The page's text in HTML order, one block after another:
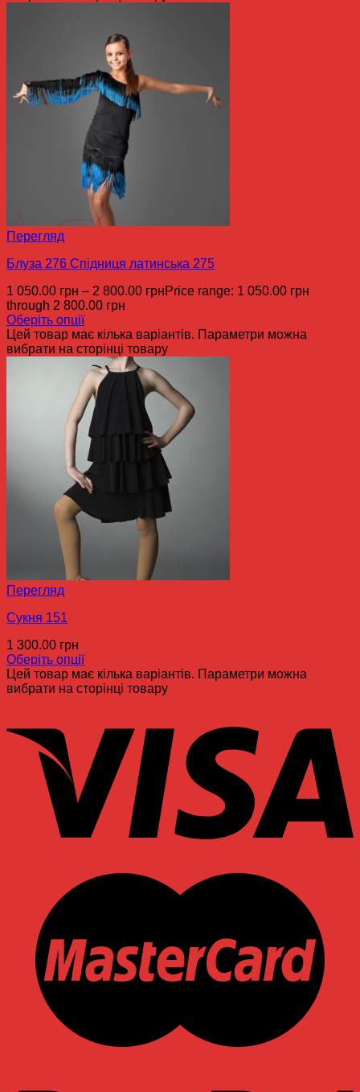
Перегляд
Блуза 276 Спідниця латинська 275
1 050.00 грн – 2 800.00 грнPrice range: 1 050.00 грн
through 2 800.00 грн
Оберіть опції
Цей товар має кілька варіантів. Параметри можна
вибрати на сторінці товару
Перегляд
Сукня 151
1 300.00 грн
Оберіть опції
Цей товар має кілька варіантів. Параметри можна
вибрати на сторінці товару